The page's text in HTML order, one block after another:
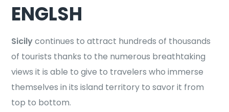
ENGLSH
Sicilycontinues to attract hundreds of thousands
of tourists thanks to the numerous breathtaking
views it is able to give to travelers who immerse
themselves in its island territory to savor it from
top to bottom.